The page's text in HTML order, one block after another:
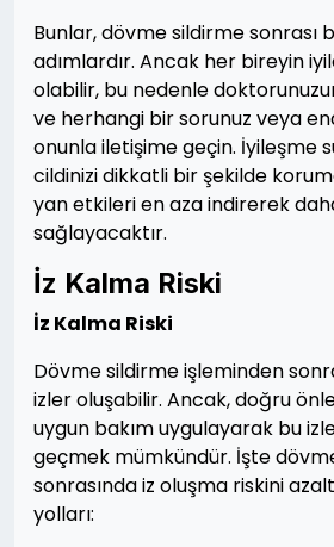
Bunlar, dövme sildirme sonrası
adımlardır. Ancak her bireyin
olabilir, bu nedenle
ve herhangi bir sorunuz veya
onunla iletişime geçin. İyileşme
cildinizi dikkatli bir şekilde
yan etkileri en aza indirerek
sağlayacaktır.
İz Kalma Riski
İz Kalma Riski
Dövme sildirme işleminden
izler oluşabilir. Ancak, doğru
uygun bakım uygulayarak bu
geçmek mümkündür. İşte
sonrasında iz oluşma riskini
yolları: